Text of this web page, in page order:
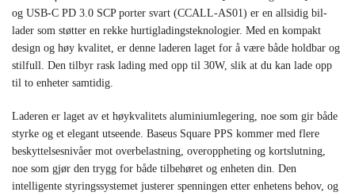
og USB-C PD 3.0 SCP porter svart (CCALL-AS01) er en allsidig bil-
lader som støtter en rekke hurtigladingsteknologier. Med en kompakt
design og høy kvalitet, er denne laderen laget for å være både holdbar og
stilfull. Den tilbyr rask lading med opp til 30W, slik at du kan lade opp
til to enheter samtidig.
Laderen er laget av et høykvalitets aluminiumlegering, noe som gir både
styrke og et elegant utseende. Baseus Square PPS kommer med flere
beskyttelsesnivåer mot overbelastning, overoppheting og kortslutning,
noe som gjør den trygg for både tilbehøret og enheten din. Den
intelligente styringssystemet justerer spenningen etter enhetens behov, og